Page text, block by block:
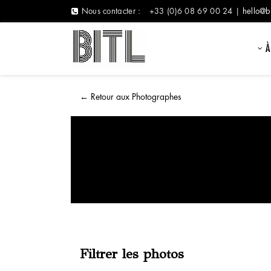
Nous contacter : +33 (0)6 08 69 00 24 |
← Retour aux Photographes
Filtrer les photos